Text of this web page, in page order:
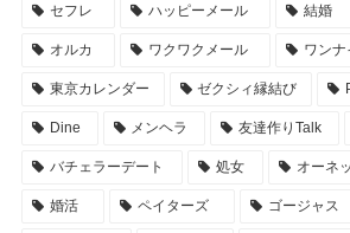
セフレ ハッピーメール 結婚
オルカ ワクワクメール ワンナ
東京カレンダー ゼクシィ縁結び
Dine メンヘラ 友達作りTalk
バチェラーデート 処女 オーネ
婚活 ペイターズ ゴージャス